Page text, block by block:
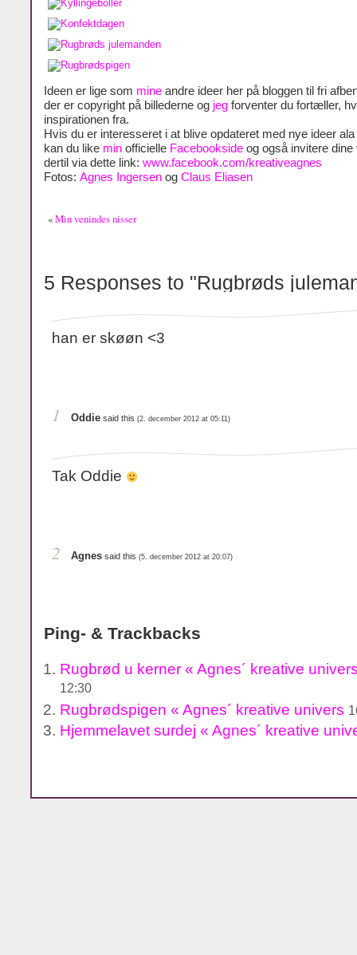
Ideen er lige som mine andre ideer her på bloggen til fri
der er copyright på billederne og jeg forventer du fortæller,
inspirationen fra.
Hvis du er interesseret i at blive opdateret med nye ideer
kan du like min officielle Facebookside og også invitere dine
dertil via dette link: www.facebook.com/kreativeagnes
Fotos: Agnes Ingersen og Claus Eliasen
«Min venindes nisser
5 Responses to "Rugbrøds
han er skøøn <3
1 Oddie said this (2. december 2012 at 05:11)
Tak Oddie
2 Agnes said this (5. december 2012 at 20:07)
Ping- & Trackbacks
Rugbrød u kerner « Agnes´ kreative
12:30
Rugbrødspigen « Agnes´ kreative univers
Hjemmelavet surdej « Agnes´ kreative